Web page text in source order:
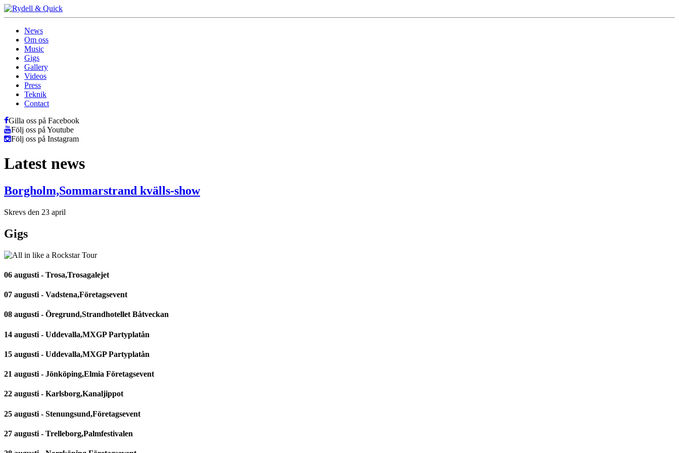
News
Om oss
Music
Gigs
Gallery
Videos
Press
Teknik
Contact
Gilla oss på Facebook
Följ oss på Youtube
Följ oss på Instagram
Latest news
Borgholm,Sommarstrand kvälls-show
Skrevs den 23 april
Gigs
06 augusti - Trosa,Trosagalejet
07 augusti - Vadstena,Företagsevent
08 augusti - Öregrund,Strandhotellet Båtveckan
14 augusti - Uddevalla,MXGP Partyplatån
15 augusti - Uddevalla,MXGP Partyplatån
21 augusti - Jönköping,Elmia Företagsevent
22 augusti - Karlsborg,Kanaljippot
25 augusti - Stenungsund,Företagsevent
27 augusti - Trelleborg,Palmfestivalen